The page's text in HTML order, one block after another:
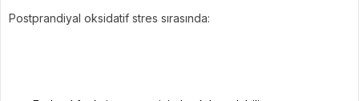
Postprandiyal oksidatif stres sırasında: